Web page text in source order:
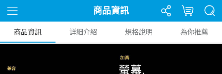
商品資訊
商品資訊 詳細介紹 規格說明 為你推薦